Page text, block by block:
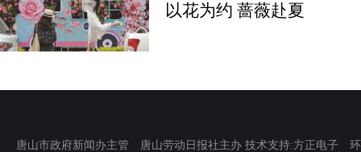
以花为约 蔷薇赴夏
唐山市政府新闻办主管 唐山劳动日报社主办 技术支持:方正电子